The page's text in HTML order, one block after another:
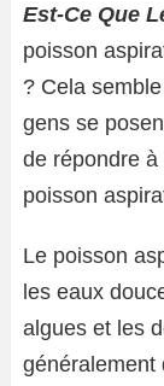
Est-Ce Que
poisson
? Cela
gens se
de répondre
poisson
Le poisson
les eaux
algues et les
généralement